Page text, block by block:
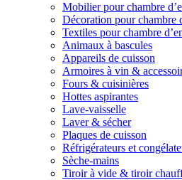
Mobilier pour chambre
Décoration pour chambre
Textiles pour chambre
Animaux à bascules
Appareils de cuisson
Armoires à vin &
Fours & cuisinières
Hottes aspirantes
Lave-vaisselle
Laver & sécher
Plaques de cuisson
Réfrigérateurs et
Sèche-mains
Tiroir à vide & tiroir